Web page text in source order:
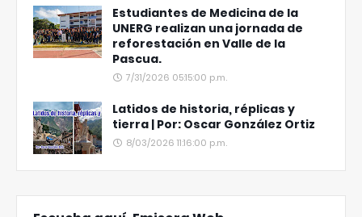
Estudiantes de Medicina de la
UNERG realizan una jornada de
reforestación en Valle de la
Pascua.
7/31/2026 05:15:00 p.m.
Latidos de historia, réplicas y
tierra | Por: Oscar González Ortiz
8/03/2026 11:16:00 p.m.